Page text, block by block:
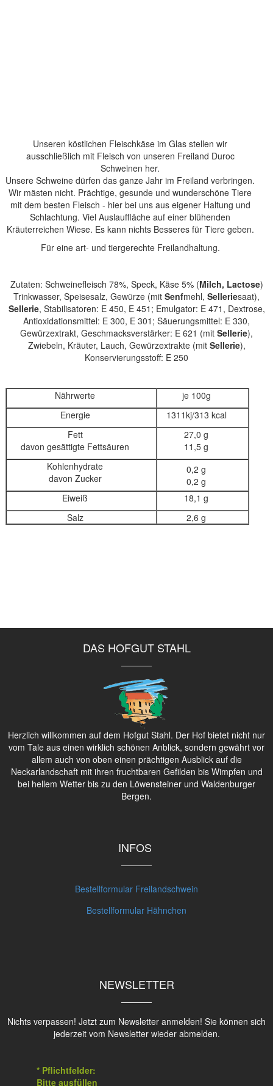
Unseren köstlichen Fleischkäse im Glas stellen wir
ausschließlich mit Fleisch von unseren Freiland Duroc
Schweinen her.
Unsere Schweine dürfen das ganze Jahr im Freiland verbringen.
Wir mästen nicht. Prächtige, gesunde und wunderschöne Tiere
mit dem besten Fleisch - hier bei uns aus eigener Haltung und
Schlachtung. Viel Auslauffläche auf einer blühenden
Kräuterreichen Wiese. Es kann nichts Besseres für Tiere geben.
Für eine art- und tiergerechte Freilandhaltung.
Zutaten: Schweinefleisch 78%, Speck, Käse 5% (Milch, Lactose)
Trinkwasser, Speisesalz, Gewürze (mit Senfmehl, Selleriesaat),
Sellerie, Stabilisatoren: E 450, E 451; Emulgator: E 471, Dextrose,
Antioxidationsmittel: E 300, E 301; Säuerungsmittel: E 330,
Gewürzextrakt, Geschmacksverstärker: E 621 (mit Sellerie),
Zwiebeln, Kräuter, Lauch, Gewürzextrakte (mit Sellerie),
Konservierungsstoff: E 250
Nährwerte
je 100g
Energie
1311kj/313 kcal
Fett
davon gesättigte Fettsäuren
27,0 g
11,5 g
Kohlenhydrate
davon Zucker
0,2 g
0,2 g
Eiweiß
18,1 g
Salz
2,6 g
DAS HOFGUT STAHL
Herzlich willkommen auf dem Hofgut Stahl. Der Hof bietet nicht nur
vom Tale aus einen wirklich schönen Anblick, sondern gewährt vor
allem auch von oben einen prächtigen Ausblick auf die
Neckarlandschaft mit ihren fruchtbaren Gefilden bis Wimpfen und
bei hellem Wetter bis zu den Löwensteiner und Waldenburger
Bergen.
INFOS
Bestellformular Freilandschwein
Bestellformular Hähnchen
NEWSLETTER
Nichts verpassen! Jetzt zum Newsletter anmelden! Sie können sich
jederzeit vom Newsletter wieder abmelden.